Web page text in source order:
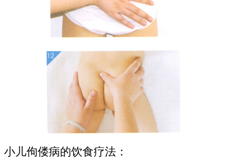
小儿佝偻病的饮食疗法：